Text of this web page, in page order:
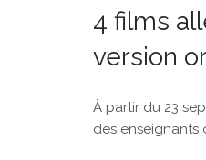
4 films
version
À partir du 23
des enseignants